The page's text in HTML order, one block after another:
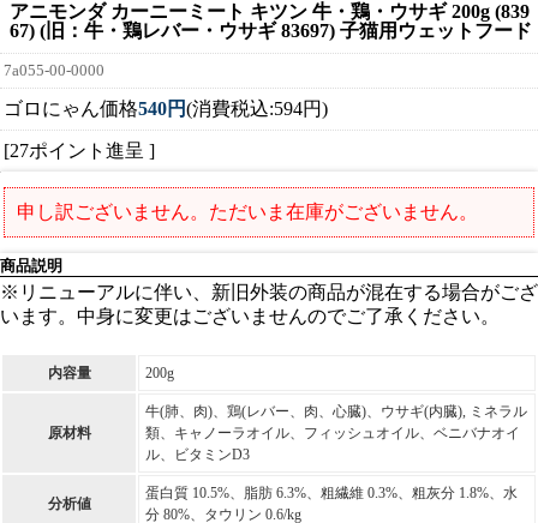
アニモンダ カーニーミート キツン 牛・鶏・ウサギ 200g (839
67) (旧：牛・鶏レバー・ウサギ 83697) 子猫用ウェットフード
7a055-00-0000
ゴロにゃん価格540円(消費税込:594円)
[27ポイント進呈 ]
申し訳ございません。ただいま在庫がございません。
商品説明
※リニューアルに伴い、新旧外装の商品が混在する場合がござ
います。中身に変更はございませんのでご了承ください。
内容量 200g
原材料
牛(肺、肉)、鶏(レバー、肉、心臓)、ウサギ(内臓), ミネラル
類、キャノーラオイル、フィッシュオイル、ベニバナオイ
ル、ビタミンD3
分析値
蛋白質 10.5%、脂肪 6.3%、粗繊維 0.3%、粗灰分 1.8%、水
分 80%、タウリン 0.6/kg